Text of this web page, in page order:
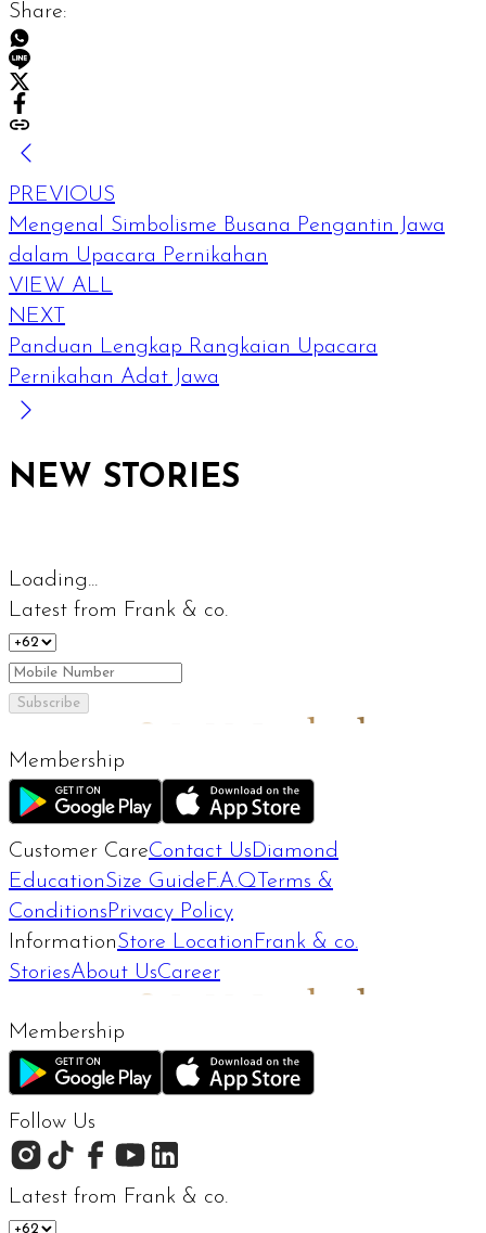
Share:
PREVIOUS
Mengenal Simbolisme Busana Pengantin Jawa
dalam Upacara Pernikahan
VIEW ALL
NEXT
Panduan Lengkap Rangkaian Upacara
Pernikahan Adat Jawa
NEW STORIES
Loading...
Latest from Frank & co.
Subscribe
Membership
Customer CareContact UsDiamond
EducationSize GuideF.A.Q Terms &
ConditionsPrivacy Policy
InformationStore Location Frank & co.
StoriesAbout UsCareer
Membership
Follow Us
Latest from Frank & co.